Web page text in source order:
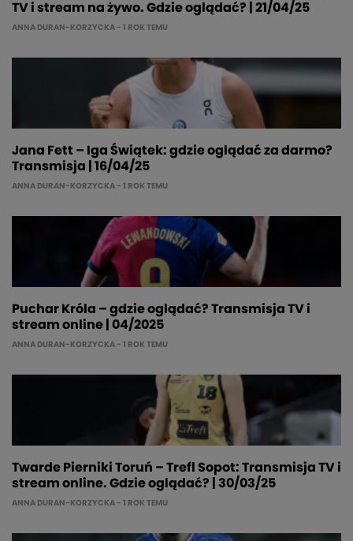
TV i stream na żywo. Gdzie oglądać? | 21/04/25
ANNA DURAN-KORZYCKA - 1 ROK TEMU
Jana Fett – Iga Świątek: gdzie oglądać za darmo?
Transmisja | 16/04/25
ANNA DURAN-KORZYCKA - 1 ROK TEMU
Puchar Króla – gdzie oglądać? Transmisja TV i
stream online | 04/2025
ANNA DURAN-KORZYCKA - 1 ROK TEMU
Twarde Pierniki Toruń – Trefl Sopot: Transmisja TV i
stream online. Gdzie oglądać? | 30/03/25
ANNA DURAN-KORZYCKA - 1 ROK TEMU